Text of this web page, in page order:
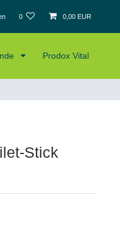
0 0,00 EUR
Prodox Vital
Stick